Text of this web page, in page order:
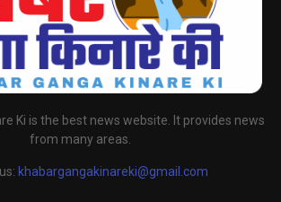
Ki is the best news website. It provides news
from many areas.
khabargangakinareki@gmail.com